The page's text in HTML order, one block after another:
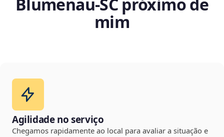
Blumenau‑SC próximo de
mim
Agilidade no serviço
Chegamos rapidamente ao local para avaliar a situação e